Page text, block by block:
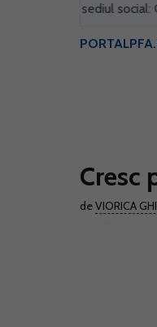
sediul social:
Cresc
deVIORICA